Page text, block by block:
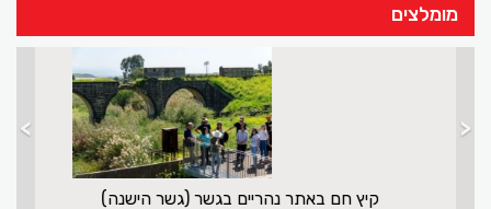
מומלצים
מנסור אשקר עושה שליחות חשובה לישראל ולדרוזים
> <